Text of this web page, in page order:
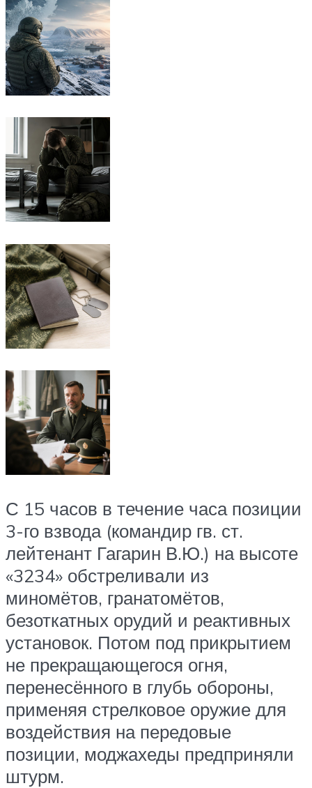
С 15 часов в течение часа позиции
3-го взвода (командир гв. ст.
лейтенант Гагарин В.Ю.) на высоте
«3234» обстреливали из
миномётов, гранатомётов,
безоткатных орудий и реактивных
установок. Потом под прикрытием
не прекращающегося огня,
перенесённого в глубь обороны,
применяя стрелковое оружие для
воздействия на передовые
позиции, моджахеды предприняли
штурм.